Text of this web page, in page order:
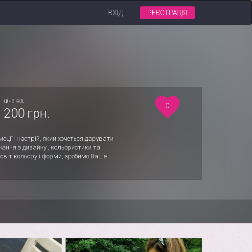
ВХІД РЕЄСТРАЦІЯ
ціна від:
200 грн.
і настрій, який хочеться дарувати
з дизайну , кольористики та
кольору і форми, зробимо Ваше
0